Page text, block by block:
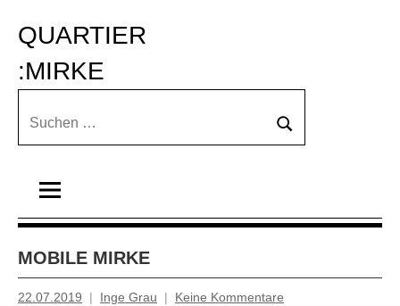
Inhalt
springen
QUARTIER
:MIRKE
Suchen
Suchen
MOBILE MIRKE
22.07.2019 Inge Grau Keine Kommentare